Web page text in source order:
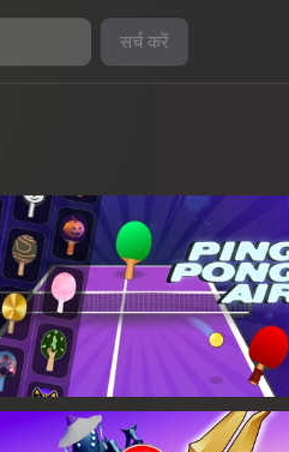
सर्च करें